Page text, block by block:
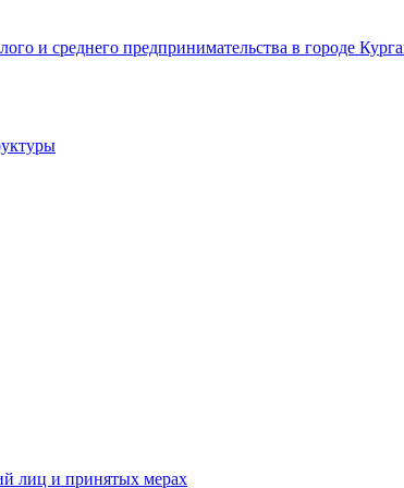
и среднего предпринимательства в городе
лиц и принятых мерах